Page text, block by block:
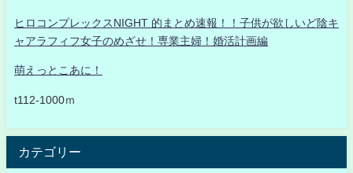
ヒロコンプレックスNIGHT 的まとめ速報！！子供が欲しいど陰キ
ャアラフィフ女子のめざせ！専業主婦！婚活計画編
萌えっとこあに！
t112-1000ｍ
カテゴリー